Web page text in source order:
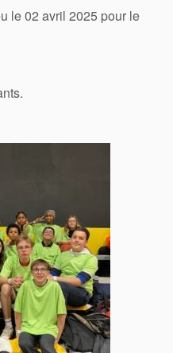
le 02 avril 2025 pour le